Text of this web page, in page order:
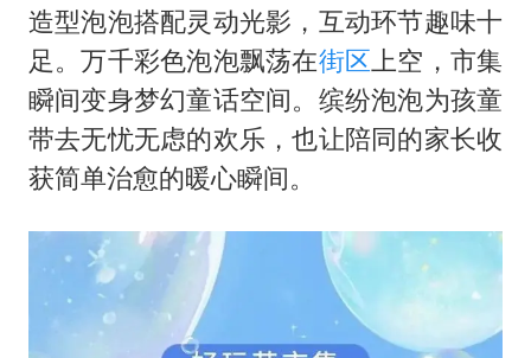
造型泡泡搭配灵动光影，互动环节趣味十
足。万千彩色泡泡飘荡在街区 上空，市集
瞬间变身梦幻童话空间。缤纷泡泡为孩童
带去无忧无虑的欢乐，也让陪同的家长收
获简单治愈的暖心瞬间。